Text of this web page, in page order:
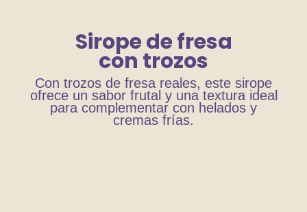
Sirope de fresa
con trozos
Con trozos de fresa reales, este sirope
ofrece un sabor frutal y una textura ideal
para complementar con helados y
cremas frías.